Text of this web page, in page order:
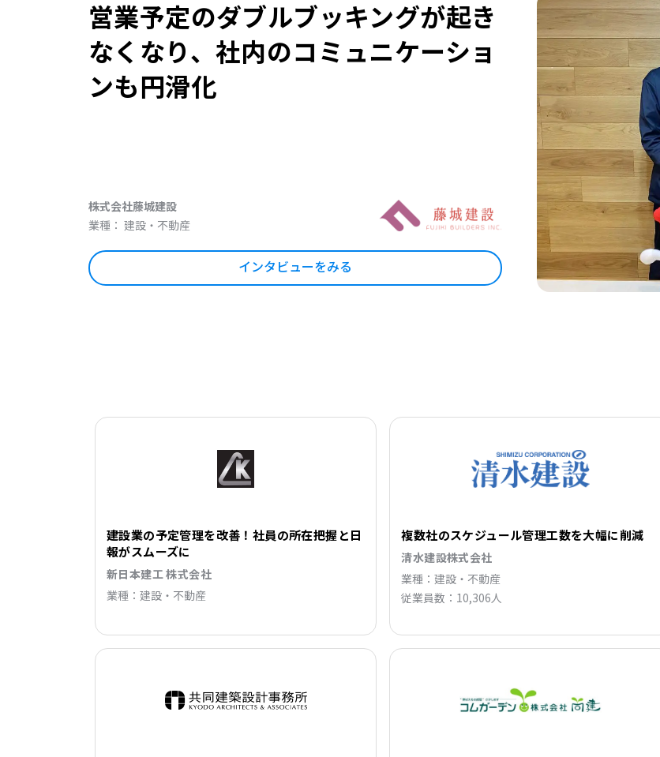
営業予定のダブルブッキングが起き
なくなり、社内のコミュニケーショ
ンも円滑化
株式会社藤城建設
業種： 建設・不動産
インタビューをみる
建設業の予定管理を改善！社員の所在把握と日
報がスムーズに
新日本建工 株式会社
業種：建設・不動産
複数社のスケジュール管理工数を大幅に削減
清水建設株式会社
業種：建設・不動産
従業員数：10,306人